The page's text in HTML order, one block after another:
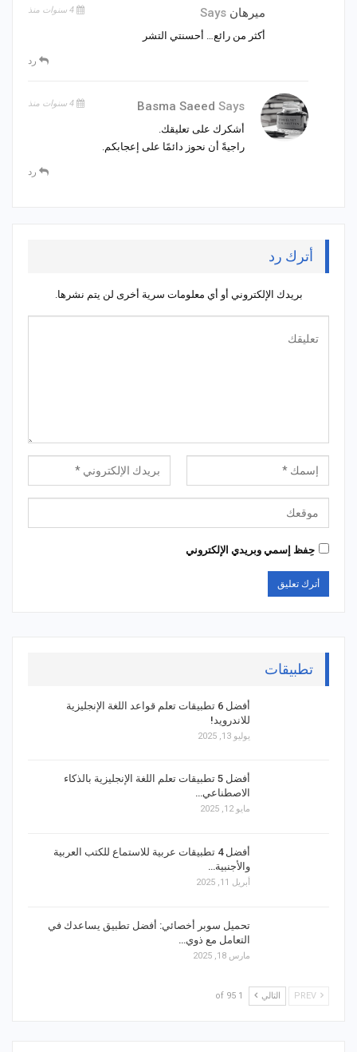
ميرهان Says
أكثر من رائع… أحسنتي التشر
رد
Basma Saeed Says
أشكرك على تعليقك.
راجيةً أن نحوز دائمًا على إعجابكم.
رد
أترك رد
بريدك الإلكتروني أو أي معلومات سرية أخرى لن يتم نشرها.
حِفظ إسمي وبريدي الإلكتروني
تطبيقات
أفضل 6 تطبيقات تعلم قواعد اللغة الإنجليزية
للاندرويد!
يوليو 13, 2025
أفضل 5 تطبيقات تعلم اللغة الإنجليزية بالذكاء
الاصطناعي…
مايو 12, 2025
أفضل 4 تطبيقات عربية للاستماع للكتب العربية
والأجنبية…
أبريل 11, 2025
تحميل سوبر أخصائي: أفضل تطبيق يساعدك في
التعامل مع ذوي…
مارس 18, 2025
التالي 1 of 95